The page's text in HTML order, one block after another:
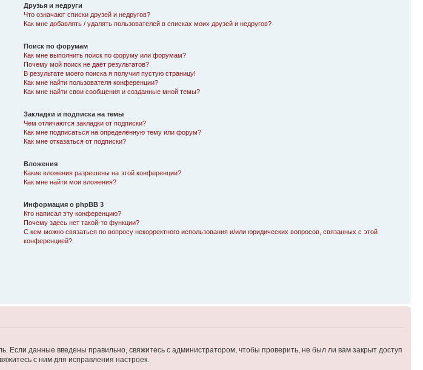
Друзья и недруги
Что означают списки друзей и недругов?
Как мне добавлять / удалять пользователей в списках моих друзей и недругов?
Поиск по форумам
Как мне выполнить поиск по форуму или форумам?
Почему мой поиск не даёт результатов?
В результате моего поиска я получил пустую страницу!
Как мне найти пользователя конференции?
Как мне найти свои сообщения и созданные мной темы?
Закладки и подписка на темы
Чем отличаются закладки от подписки?
Как мне подписаться на определённую тему или форум?
Как мне отказаться от подписки?
Вложения
Какие вложения разрешены на этой конференции?
Как мне найти мои вложения?
Информация о phpBB 3
Кто написал эту конференцию?
Почему здесь нет такой-то функции?
С кем можно связаться по вопросу некорректного использования и/или юридических вопросов, связанных с этой
конференцией?
Если данные введены правильно, свяжитесь с администратором, чтобы проверить, не был ли вам закрыт доступ
с ним для исправления настроек.